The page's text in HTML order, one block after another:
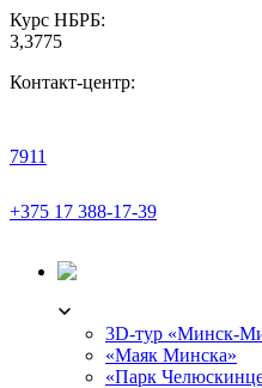
Курс НБРБ:
3,3775
Контакт-центр:
7911
+375 17 388-17-39
3D-тур «Минск-
«Маяк Минска»
«Парк